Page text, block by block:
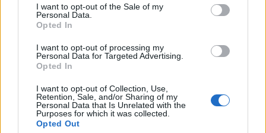
I want to opt-out of the Sale of my
Personal Data.
Opted In
I want to opt-out of processing my
Personal Data for Targeted Advertising.
Opted In
I want to opt-out of Collection, Use,
Retention, Sale, and/or Sharing of my
Personal Data that Is Unrelated with the
Purposes for which it was collected.
Opted Out
Komentaras